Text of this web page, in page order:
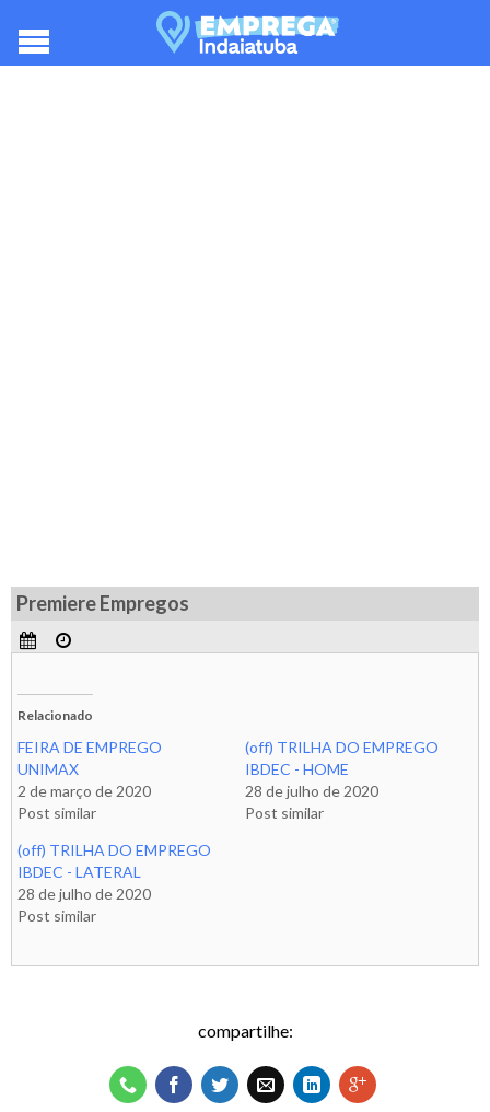
Premiere Empregos
Relacionado
FEIRA DE EMPREGO
UNIMAX
2 de março de 2020
Post similar
(off) TRILHA DO EMPREGO
IBDEC - HOME
28 de julho de 2020
Post similar
(off) TRILHA DO EMPREGO
IBDEC - LATERAL
28 de julho de 2020
Post similar
compartilhe: